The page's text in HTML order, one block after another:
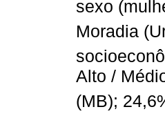
sexo
Moradia
Alto /
(MB);